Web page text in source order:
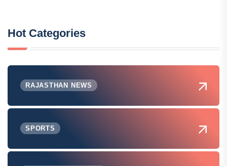
Hot Categories
RAJASTHAN NEWS
SPORTS